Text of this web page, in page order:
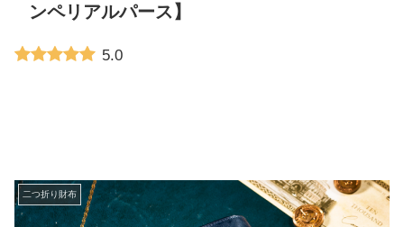
ンペリアルパース】
5.0
二つ折り財布